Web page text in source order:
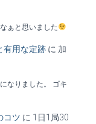
ぁと思いました
有用な定跡 に 加
なりました。 ゴキ
コツ に 1日1局30